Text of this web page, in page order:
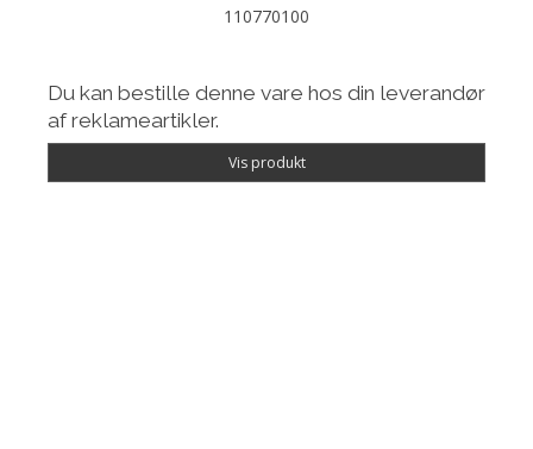
110770100
Du kan bestille denne vare hos din leverandør
af reklameartikler.
Vis produkt